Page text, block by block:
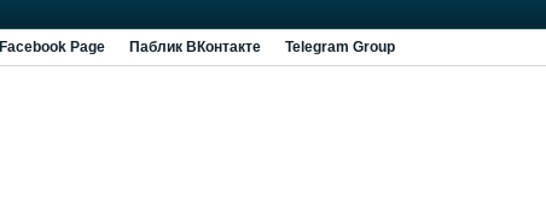
Facebook Page Паблик ВКонтакте Telegram Group